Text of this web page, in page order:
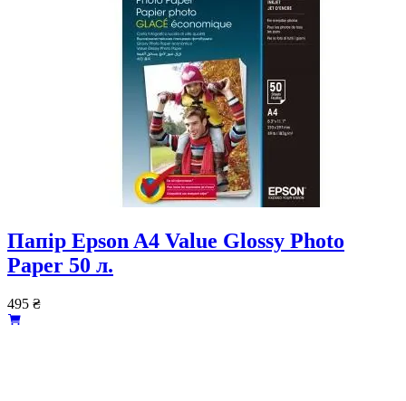
Папір Epson A4 Value Glossy Photo
Paper 50 л.
495 ₴